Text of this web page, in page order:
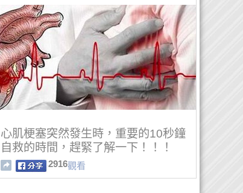
心肌梗塞突然發生時，重要的10秒鐘
自救的時間，趕緊了解一下！！！
2916觀看